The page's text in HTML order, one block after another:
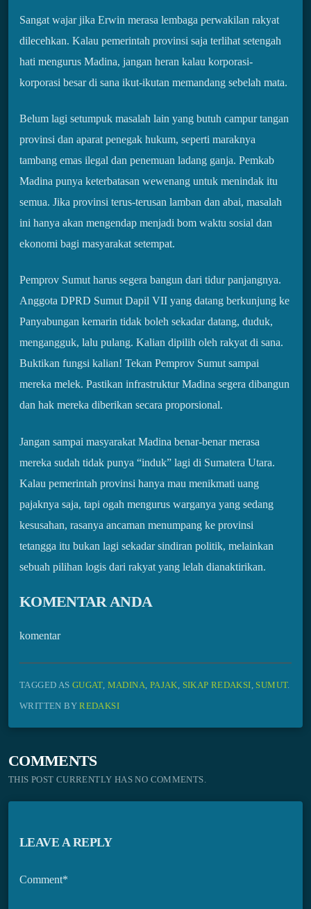
Sangat wajar jika Erwin merasa lembaga perwakilan rakyat
dilecehkan. Kalau pemerintah provinsi saja terlihat setengah
hati mengurus Madina, jangan heran kalau korporasi-
korporasi besar di sana ikut-ikutan memandang sebelah mata.
Belum lagi setumpuk masalah lain yang butuh campur tangan
provinsi dan aparat penegak hukum, seperti maraknya
tambang emas ilegal dan penemuan ladang ganja. Pemkab
Madina punya keterbatasan wewenang untuk menindak itu
semua. Jika provinsi terus-terusan lamban dan abai, masalah
ini hanya akan mengendap menjadi bom waktu sosial dan
ekonomi bagi masyarakat setempat.
Pemprov Sumut harus segera bangun dari tidur panjangnya.
Anggota DPRD Sumut Dapil VII yang datang berkunjung ke
Panyabungan kemarin tidak boleh sekadar datang, duduk,
mengangguk, lalu pulang. Kalian dipilih oleh rakyat di sana.
Buktikan fungsi kalian! Tekan Pemprov Sumut sampai
mereka melek. Pastikan infrastruktur Madina segera dibangun
dan hak mereka diberikan secara proporsional.
Jangan sampai masyarakat Madina benar-benar merasa
mereka sudah tidak punya “induk” lagi di Sumatera Utara.
Kalau pemerintah provinsi hanya mau menikmati uang
pajaknya saja, tapi ogah mengurus warganya yang sedang
kesusahan, rasanya ancaman menumpang ke provinsi
tetangga itu bukan lagi sekadar sindiran politik, melainkan
sebuah pilihan logis dari rakyat yang lelah dianaktirikan.
KOMENTAR ANDA
komentar
TAGGED AS GUGAT, MADINA PAJAK SIKAP REDAKSI SUMUT.
WRITTEN BYREDAKSI
COMMENTS
THIS POST CURRENTLY HAS NO COMMENTS.
LEAVE A REPLY
Comment*